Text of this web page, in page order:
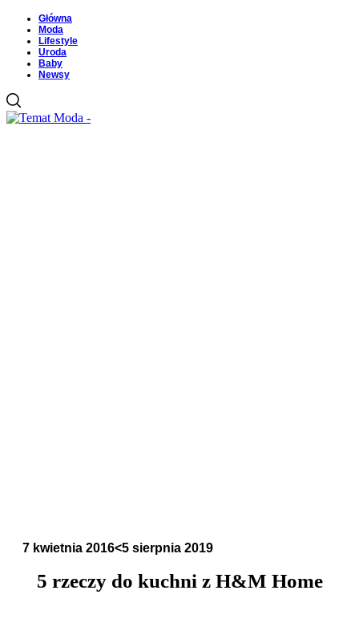
Główna
Moda
Lifestyle
Uroda
Baby
Newsy
7 kwietnia 2016<5 sierpnia 2019
5 rzeczy do kuchni z H&M Home